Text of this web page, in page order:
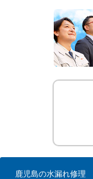
鹿児島の水漏れ修理